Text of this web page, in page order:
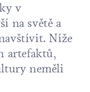
v
na světě a
Níže
artefaktů,
neměli